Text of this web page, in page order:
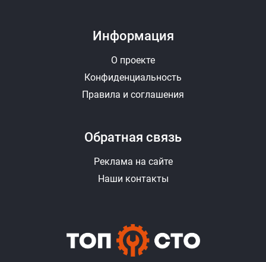
Информация
О проекте
Конфиденциальность
Правила и соглашения
Обратная связь
Реклама на сайте
Наши контакты